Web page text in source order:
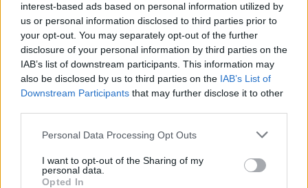
interest-based ads based on personal information utilized by
us or personal information disclosed to third parties prior to
your opt-out. You may separately opt-out of the further
disclosure of your personal information by third parties on the
IAB’s list of downstream participants. This information may
also be disclosed by us to third parties on the IAB’s List of
Downstream Participants that may further disclose it to other
Personal Data Processing Opt Outs
I want to opt-out of the Sharing of my
personal data.
Opted In
Amire többmillióan vártunk: szombattól másodfokúra
csökken a riasztás
Helyi